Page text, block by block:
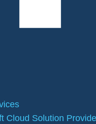
Cloud Solution